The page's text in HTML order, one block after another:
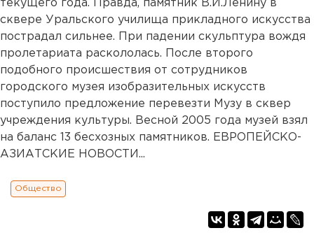
текущего года. Правда, памятник В.И.Ленину в
сквере Уральского училища прикладного искусства
пострадал сильнее. При падении скульптура вождя
пролетариата раскололась. После второго
подобного происшествия от сотрудников
городского музея изобразительных искусств
поступило предложение перевезти Музу в сквер
учреждения культуры. Весной 2005 года музей взял
на баланс 13 бесхозных памятников. ЕВРОПЕЙСКО-
АЗИАТСКИЕ НОВОСТИ...
Общество